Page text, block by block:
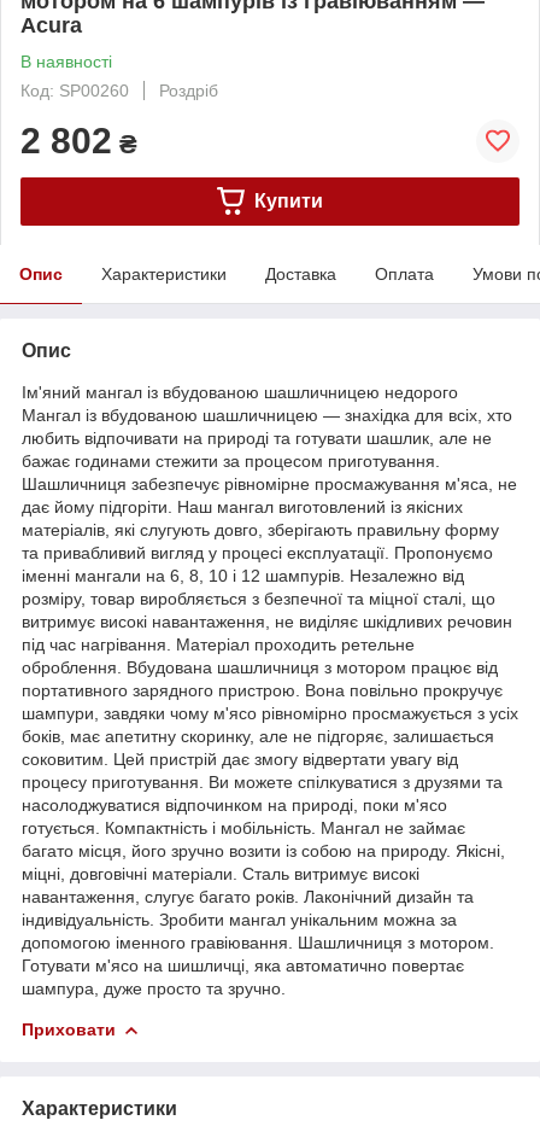
Acura
В наявності
Код: SP00260
Роздріб
2 802 ₴
Купити
Опис Характеристики Доставка Оплата Умови
Опис
Ім'яний мангал із вбудованою шашличницею недорого
Мангал із вбудованою шашличницею — знахідка для всіх, хто
любить відпочивати на природі та готувати шашлик, але не
бажає годинами стежити за процесом приготування.
Шашличниця забезпечує рівномірне просмажування м'яса, не
дає йому підгоріти. Наш мангал виготовлений із якісних
матеріалів, які слугують довго, зберігають правильну форму
та привабливий вигляд у процесі експлуатації. Пропонуємо
іменні мангали на 6, 8, 10 і 12 шампурів. Незалежно від
розміру, товар виробляється з безпечної та міцної сталі, що
витримує високі навантаження, не виділяє шкідливих речовин
під час нагрівання. Матеріал проходить ретельне
оброблення. Вбудована шашличниця з мотором працює від
портативного зарядного пристрою. Вона повільно прокручує
шампури, завдяки чому м'ясо рівномірно просмажується з усіх
боків, має апетитну скоринку, але не підгоряє, залишається
соковитим. Цей пристрій дає змогу відвертати увагу від
процесу приготування. Ви можете спілкуватися з друзями та
насолоджуватися відпочинком на природі, поки м'ясо
готується. Компактність і мобільність. Мангал не займає
багато місця, його зручно возити із собою на природу. Якісні,
міцні, довговічні матеріали. Сталь витримує високі
навантаження, слугує багато років. Лаконічний дизайн та
індивідуальність. Зробити мангал унікальним можна за
допомогою іменного гравіювання. Шашличниця з мотором.
Готувати м'ясо на шишличці, яка автоматично повертає
шампура, дуже просто та зручно.
Приховати
Характеристики